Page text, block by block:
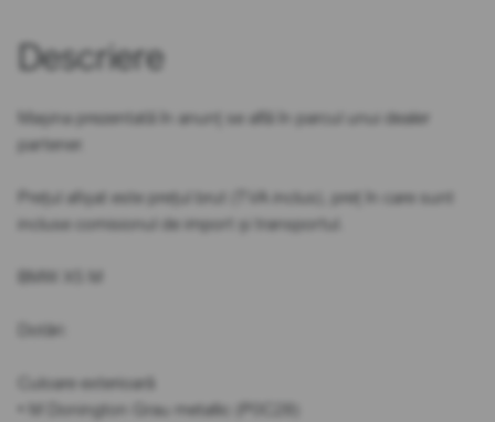
Descriere
Mașina prezentată în anunț se află în parcul unui dealer
partener.
Prețul afișat este prețul brut (TVA inclus), preț în care sunt
incluse comisionul de import și transportul.
BMW X5 M
Dotări:
Culoare exterioară
• M Donington Grau metallic (P0C28)